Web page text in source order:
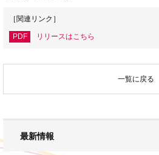
［関連リンク］
PDF リリースはこちら
一覧に戻る
最新情報